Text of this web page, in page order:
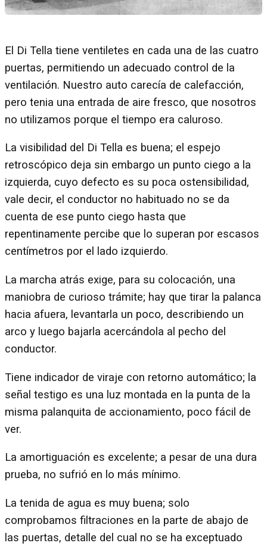
El Di Tella tiene ventiletes en cada una de las cuatro
puertas, permitiendo un adecuado control de la
ventilación. Nuestro auto carecía de calefacción,
pero tenia una entrada de aire fresco, que nosotros
no utilizamos porque el tiempo era caluroso.
La visibilidad del Di Tella es buena; el espejo
retroscópico deja sin embargo un punto ciego a la
izquierda, cuyo defecto es su poca ostensibilidad,
vale decir, el conductor no habituado no se da
cuenta de ese punto ciego hasta que
repentinamente percibe que lo superan por escasos
centímetros por el lado izquierdo.
La marcha atrás exige, para su colocación, una
maniobra de curioso trámite; hay que tirar la palanca
hacia afuera, levantarla un poco, describiendo un
arco y luego bajarla acercándola al pecho del
conductor.
Tiene indicador de viraje con retorno automático; la
señal testigo es una luz montada en la punta de la
misma palanquita de accionamiento, poco fácil de
ver.
La amortiguación es excelente; a pesar de una dura
prueba, no sufrió en lo más mínimo.
La tenida de agua es muy buena; solo
comprobamos filtraciones en la parte de abajo de
las puertas, detalle del cual no se ha exceptuado